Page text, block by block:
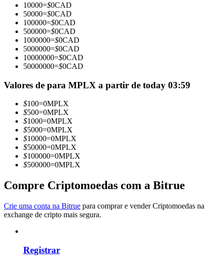
Torne-se um Trader de Cópias
Análise de big data, incluindo informações comerciais, etc.
10000=$0CAD
50000=$0CAD
100000=$0CAD
500000=$0CAD
1000000=$0CAD
5000000=$0CAD
10000000=$0CAD
50000000=$0CAD
Valores de para MPLX a partir de today 03:59
$100=0MPLX
$500=0MPLX
$1000=0MPLX
$5000=0MPLX
$10000=0MPLX
$50000=0MPLX
$100000=0MPLX
$500000=0MPLX
Compre Criptomoedas com a Bitrue
Crie uma conta na Bitrue para comprar e vender Criptomoedas na
exchange de cripto mais segura.
Registrar